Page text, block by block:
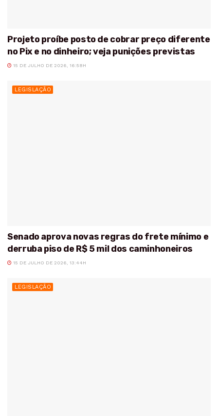
Projeto proíbe posto de cobrar preço diferente
no Pix e no dinheiro; veja punições previstas
15 DE JULHO DE 2026, 16:58H
LEGISLAÇÃO
Senado aprova novas regras do frete mínimo e
derruba piso de R$ 5 mil dos caminhoneiros
15 DE JULHO DE 2026, 13:44H
LEGISLAÇÃO